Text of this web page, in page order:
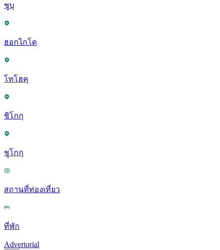
ชูบุ
ฮอกไกโด
โทโฮคุ
ชิโกกุ
ชูโกกุ
สถานที่ท่องเที่ยว
ที่พัก
Advertorial